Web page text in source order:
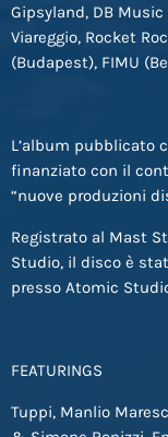
Gipsyland, DB
Viareggio, Rocket
(Budapest), FIMU
L’album pubblicato
finanziato con il
“nuove produzioni
Registrato al Mast
Studio, il disco è
presso Atomic
FEATURINGS
Tuppi, Manlio